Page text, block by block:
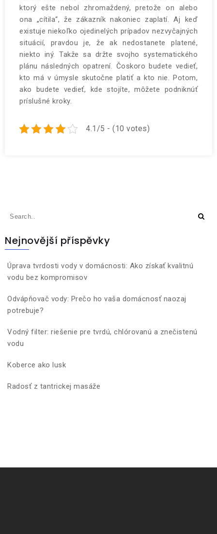
ktorý ešte nebol zhromaždený, pretože on alebo
ona „cítila“, že zákazník nakoniec zaplatí. Aj keď
existuje niekoľko ojedinelých prípadov nezvyčajných
situácií, pravdou je, že ak nedostanete platené,
niekto iný. Takže sa držte svojho systematického
plánu následných opatrení. Čoskoro budete vedieť,
kto má v úmysle skutočne platiť a kto nie. Potom,
ako budete vedieť, kde stojíte, môžete podniknúť
príslušné kroky.
4.1/5 - (10 votes)
Nejnovější příspěvky
Úprava tvrdosti vody v domácnosti: Ako získať kvalitnú
vodu bez kompromisov
Odvápňovač vody: Prečo ho vaša domácnosť naozaj
potrebuje?
Vodný filter: riešenie pre tvrdú, chlórovanú a znečistenú
vodu
Koberce ako lusk
Radosť z tantrickej masáže